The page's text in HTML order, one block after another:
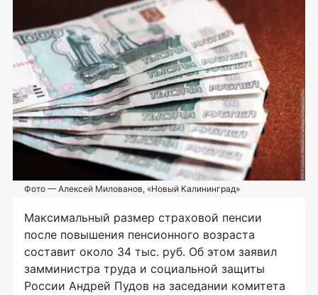
Фото — Алексей Милованов, «Новый Калининград»
Максимальный размер страховой пенсии
после повышения пенсионного возраста
составит около 34 тыс. руб. Об этом заявил
замминистра труда и социальной защиты
России Андрей Пудов на заседании комитета